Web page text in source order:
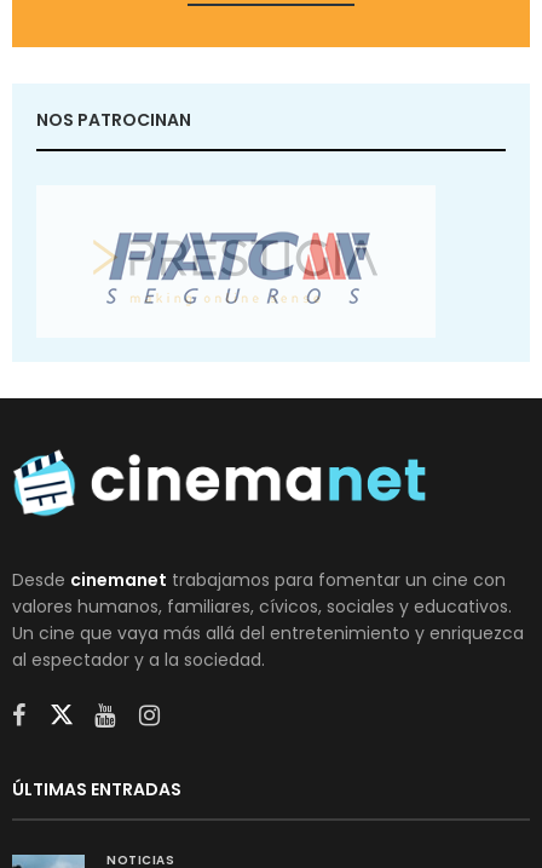
NOS PATROCINAN
Desde cinemanet trabajamos para fomentar un cine con
valores humanos, familiares, cívicos, sociales y educativos.
Un cine que vaya más allá del entretenimiento y enriquezca
al espectador y a la sociedad.
ÚLTIMAS ENTRADAS
NOTICIAS